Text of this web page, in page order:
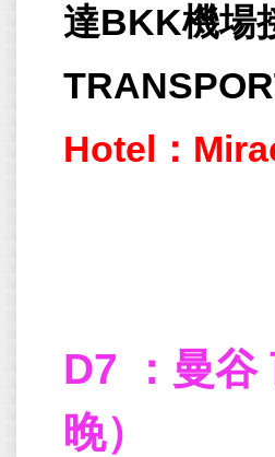
達BKK機場
Hotel：
D7
：曼
晚）